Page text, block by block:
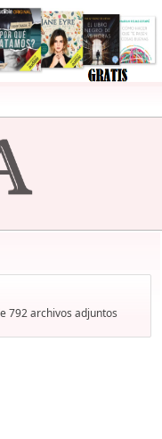
792 archivos adjuntos